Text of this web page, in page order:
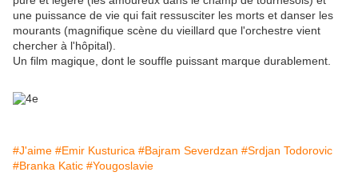
une puissance de vie qui fait ressusciter les morts et danser les
mourants (magnifique scène du vieillard que l'orchestre vient
chercher à l'hôpital).
Un film magique, dont le souffle puissant marque durablement.
#J'aime #Emir Kusturica #Bajram Severdzan #Srdjan Todorovic
#Branka Katic #Yougoslavie